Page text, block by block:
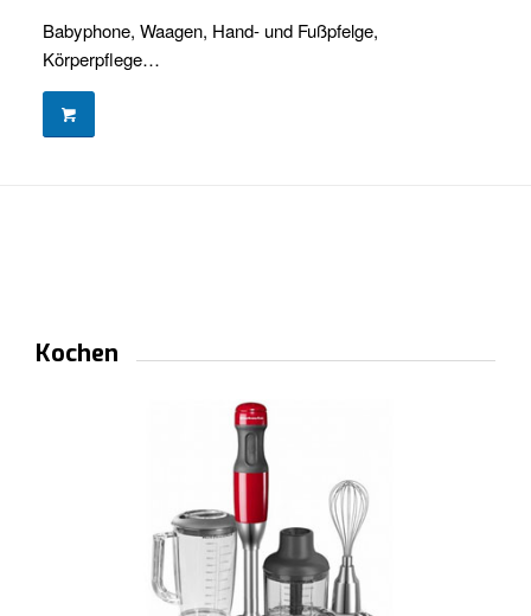
Babyphone, Waagen, Hand- und Fußpfelge,
Körperpflege…
Kochen